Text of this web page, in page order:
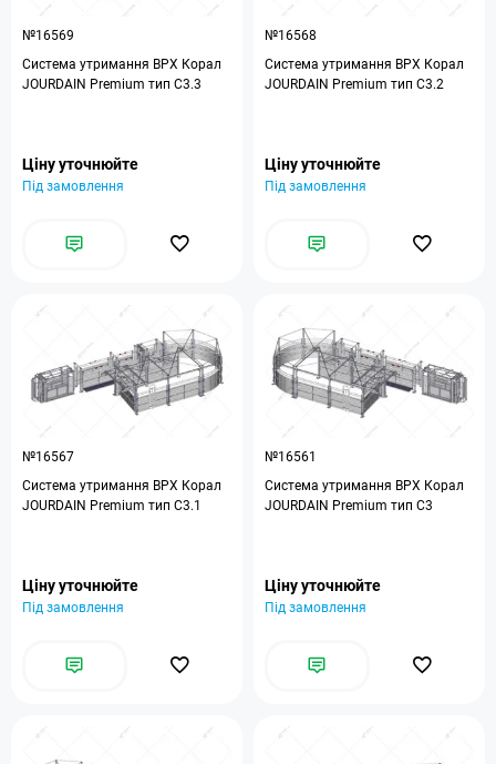
№16569
Система утримання ВРХ Корал
JOURDAIN Premium тип C3.3
Ціну уточнюйте
Під замовлення
№16568
Система утримання ВРХ Корал
JOURDAIN Premium тип C3.2
Ціну уточнюйте
Під замовлення
№16567
Система утримання ВРХ Корал
JOURDAIN Premium тип C3.1
Ціну уточнюйте
Під замовлення
№16561
Система утримання ВРХ Корал
JOURDAIN Premium тип C3
Ціну уточнюйте
Під замовлення